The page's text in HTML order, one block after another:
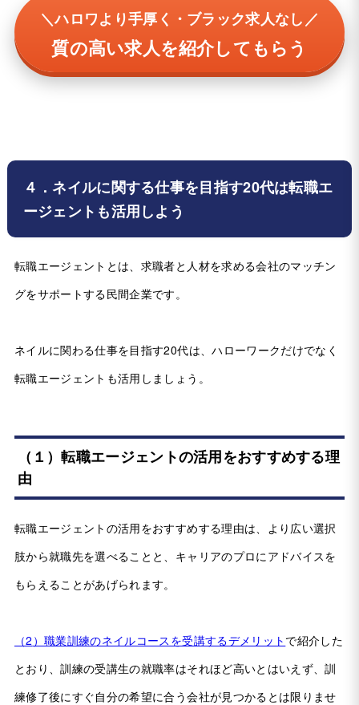
＼ハロワより手厚く・ブラック求人なし／
質の高い求人を紹介してもらう
４．ネイルに関する仕事を目指す20代は転職エ
ージェントも活用しよう
転職エージェントとは、求職者と人材を求める会社のマッチン
グをサポートする民間企業です。
ネイルに関わる仕事を目指す20代は、ハローワークだけでなく
転職エージェントも活用しましょう。
（１）転職エージェントの活用をおすすめする理
由
転職エージェントの活用をおすすめする理由は、より広い選択
肢から就職先を選べることと、キャリアのプロにアドバイスを
もらえることがあげられます。
（2 ）職業訓練のネイルコースを受講するデメリット で紹介した
とおり、訓練の受講生の就職率はそれほど高いとはいえず、訓
練修了後にすぐ自分の希望に合う会社が見つかるとは限りませ